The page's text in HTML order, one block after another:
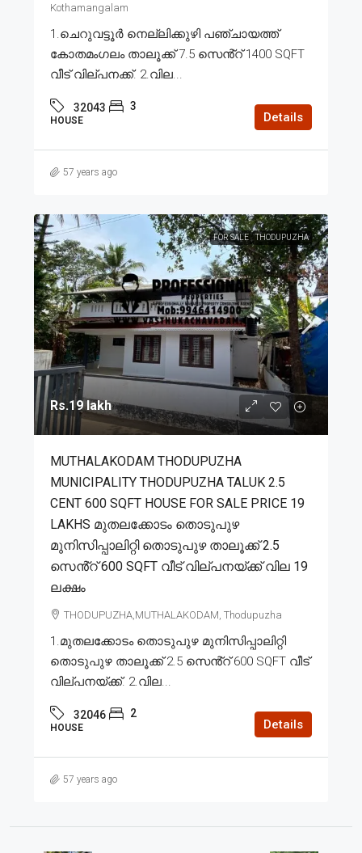
Kothamangalam
1.ചെറുവട്ടൂർ നെല്ലിക്കുഴി പഞ്ചായത്ത്
കോതമംഗലം താലൂക്ക് 7.5 സെൻ്റ് 1400 SQFT
വീട് വില്പനക്ക്. 2.വില...
32043 3
HOUSE Details
57 years ago
FOR SALE THODUPUZHA
Rs.19 lakh
MUTHALAKODAM THODUPUZHA
MUNICIPALITY THODUPUZHA TALUK 2.5
CENT 600 SQFT HOUSE FOR SALE PRICE 19
LAKHS മുതലക്കോടം തൊടുപുഴ
മുനിസിപ്പാലിറ്റി തൊടുപുഴ താലൂക്ക് 2.5
സെൻ്റ് 600 SQFT വീട് വില്പനയ്ക്ക് വില 19
ലക്ഷം
THODUPUZHA,MUTHALAKODAM, Thodupuzha
1.മുതലക്കോടം തൊടുപുഴ മുനിസിപ്പാലിറ്റി
തൊടുപുഴ താലൂക്ക് 2.5 സെൻ്റ് 600 SQFT വീട്
വില്പനയ്ക്ക്. 2.വില...
32046 2
HOUSE Details
57 years ago